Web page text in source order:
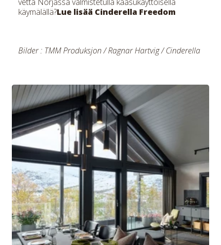
käymälällä?Lue lisää Cinderella Freedom
Bilder: TMM Produksjon / Ragnar Hartvig / Cinderella